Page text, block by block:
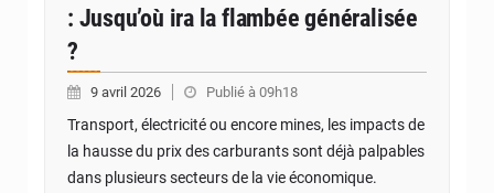
: Jusqu’où ira la flambée généralisée
?
9 avril 2026 Publié à 09h18
Transport, électricité ou encore mines, les impacts de
la hausse du prix des carburants sont déjà palpables
dans plusieurs secteurs de la vie économique.